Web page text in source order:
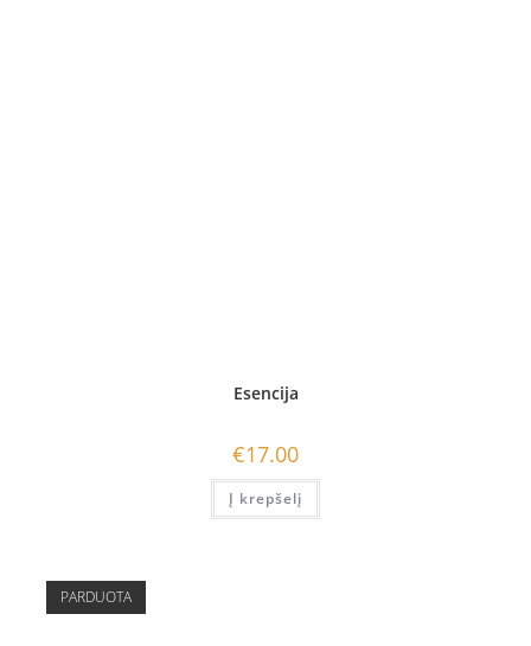
Esencija
€17.00
Į krepšelį
PARDUOTA